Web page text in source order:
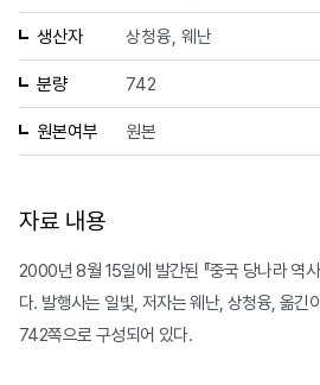
생산자 상청융, 웨난
분량 742
원본여부 원본
자료 내용
2000년 8월 15일에 발간된 『중국 당나라 역
다. 발행사는 일빛, 저자는 웨난, 상청융, 옮긴
742쪽으로 구성되어 있다.